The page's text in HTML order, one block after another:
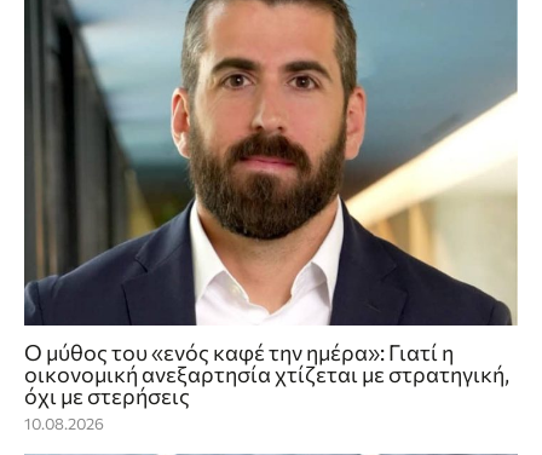
Ο μύθος του «ενός καφέ την ημέρα»: Γιατί η
οικονομική ανεξαρτησία χτίζεται με στρατηγική,
όχι με στερήσεις
10.08.2026